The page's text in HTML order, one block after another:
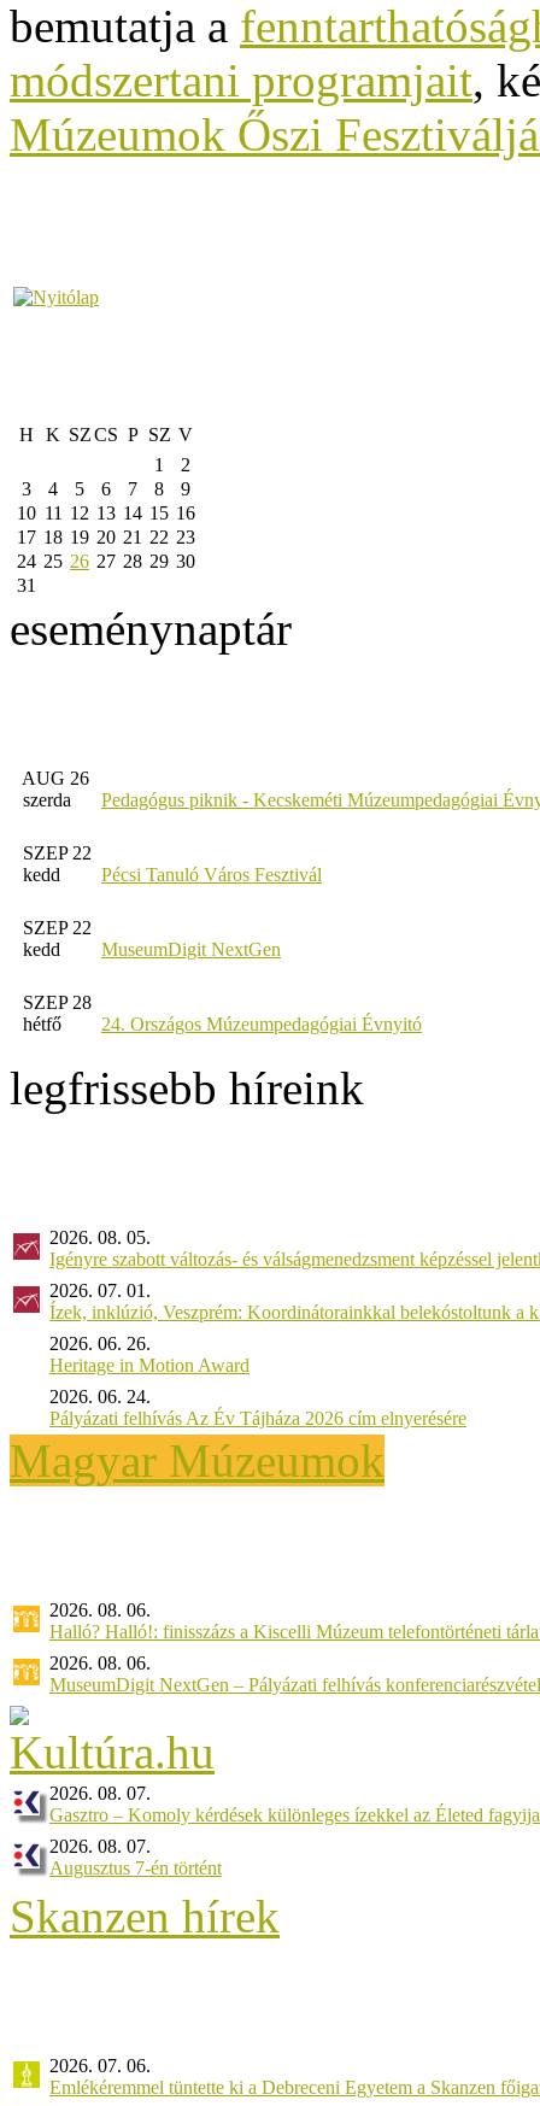
bemutatja a
módszertani programjait,
Múzeumok Őszi
H K SZCS P SZ V
1
2
3
4 5 6 7 8
9
10 11 12 13 14 15 16
17 18 19 20 21 22 23
24 25 26 27 28 29 30
31
eseménynaptár
AUG 26
szerda
Pedagógus piknik - Kecskeméti Múzeumpedagógiai
SZEP 22
kedd
Pécsi Tanuló Város Fesztivál
SZEP 22
kedd
MuseumDigit NextGen
SZEP 28
hétfő
24. Országos Múzeumpedagógiai Évnyitó
legfrissebb híreink
2026. 08. 05.
Igényre szabott változás- és válságmenedzsment képzéssel
2026. 07. 01.
Ízek, inklúzió, Veszprém: Koordinátorainkkal belekóstoltunk a
2026. 06. 26.
Heritage in Motion Award
2026. 06. 24.
Pályázati felhívás Az Év Tájháza 2026 cím elnyerésére
Magyar Múzeumok
2026. 08. 06.
Halló? Halló!: finisszázs a Kiscelli Múzeum telefontörténeti
2026. 08. 06.
MuseumDigit NextGen – Pályázati felhívás
2026. 08. 07.
Gasztro – Komoly kérdések különleges ízekkel az Életed
2026. 08. 07.
Augusztus 7-én történt
Skanzen hírek
2026. 07. 06.
Emlékéremmel tüntette ki a Debreceni Egyetem a Skanzen